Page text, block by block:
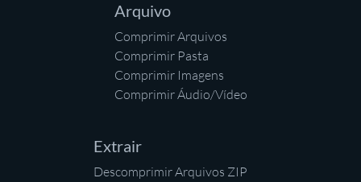
Arquivo
Comprimir Arquivos
Comprimir Pasta
Comprimir Imagens
Comprimir Áudio/Vídeo
Extrair
Descomprimir Arquivos ZIP